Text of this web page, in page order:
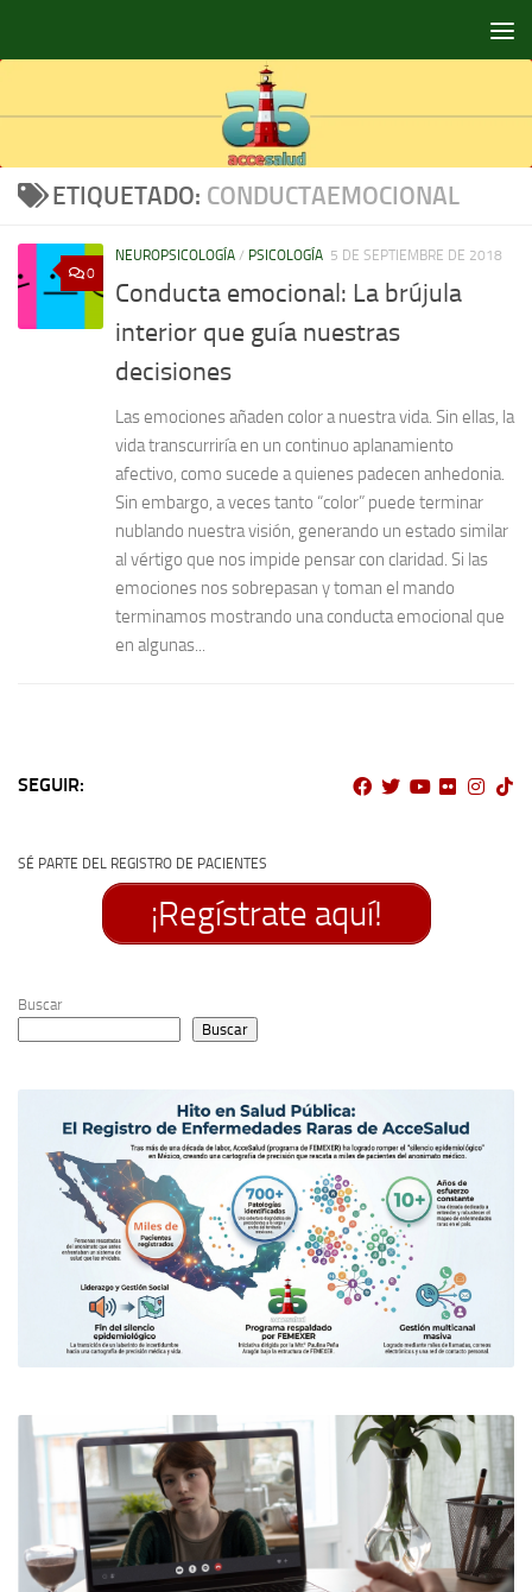
ETIQUETADO: CONDUCTAEMOCIONAL
0
NEUROPSICOLOGÍA / PSICOLOGÍA 5 DE SEPTIEMBRE DE 2018
Conducta emocional: La brújula
interior que guía nuestras
decisiones
Las emociones añaden color a nuestra vida. Sin ellas, la
vida transcurriría en un continuo aplanamiento
afectivo, como sucede a quienes padecen anhedonia.
Sin embargo, a veces tanto “color” puede terminar
nublando nuestra visión, generando un estado similar
al vértigo que nos impide pensar con claridad. Si las
emociones nos sobrepasan y toman el mando
terminamos mostrando una conducta emocional que
en algunas...
SEGUIR:
SÉ PARTE DEL REGISTRO DE PACIENTES
¡Regístrate aquí!
Buscar
Buscar